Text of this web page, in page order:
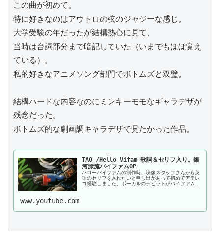
この曲が初めて。
特に好きなのはアウトロの弦のジャジーな感じ。
大学受験の年だったが結構熱心に見て、
当時は台詞部分まで暗記していた（いまでもほぼ覚え
ている）。
私的好きなアニメソング部門でボトムズと双璧。
結構ハードな内容なのにミンキーモモなギャラデザが
残念だった。
ボトムズ的な劇画調キャラデザで見たかった作品。
TAO /Hello Vifam 歌詞＆セリフ入り。銀
河漂流バイファムOP
ハローバイファムの制作時、映像スタッフさんから英
語のセリフを入れたいと申し出があって初めてアテレ
コ経験しました。ボーカルのデビットがバイファム、
www.youtube.com